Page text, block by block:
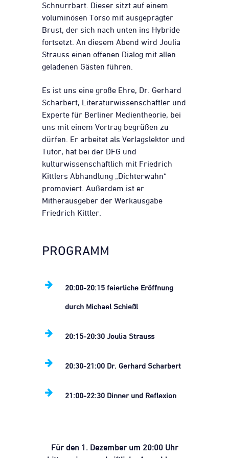
Schnurrbart. Dieser sitzt auf einem
voluminösen Torso mit ausgeprägter
Brust, der sich nach unten ins Hybride
fortsetzt. An diesem Abend wird Joulia
Strauss einen offenen Dialog mit allen
geladenen Gästen führen.
Es ist uns eine große Ehre, Dr. Gerhard
Scharbert, Literaturwissenschaftler und
Experte für Berliner Medientheorie, bei
uns mit einem Vortrag begrüßen zu
dürfen. Er arbeitet als Verlagslektor und
Tutor, hat bei der DFG und
kulturwissenschaftlich mit Friedrich
Kittlers Abhandlung „Dichterwahn“
promoviert. Außerdem ist er
Mitherausgeber der Werkausgabe
Friedrich Kittler.
PROGRAMM
20:00-20:15 feierliche Eröffnung
durch Michael Schießl
20:15-20:30 Joulia Strauss
20:30-21:00 Dr. Gerhard Scharbert
21:00-22:30 Dinner und Reflexion
Für den 1. Dezember um 20:00 Uhr